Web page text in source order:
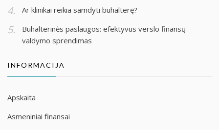
Ar klinikai reikia samdyti buhalterę?
Buhalterinės paslaugos: efektyvus verslo finansų
valdymo sprendimas
INFORMACIJA
Apskaita
Asmeniniai finansai